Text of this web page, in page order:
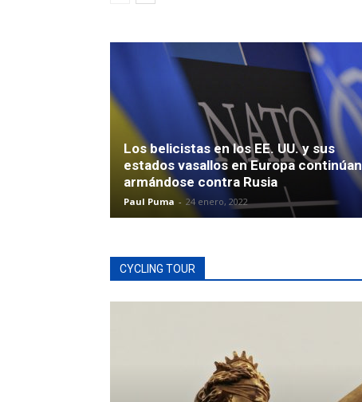
Los belicistas en los EE. UU. y sus
estados vasallos en Europa continúan
armándose contra Rusia
Paul Puma - 24 enero, 2022
CYCLING TOUR